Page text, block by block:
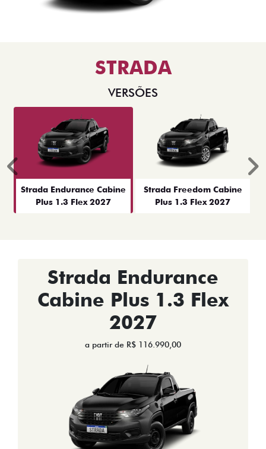
STRADA
VERSÕES
Strada Endurance Cabine
Plus 1.3 Flex 2027
Strada Freedom Cabine
Plus 1.3 Flex 2027
Anterior
Strada Endurance
Cabine Plus 1.3 Flex
2027
a partir de R$ 116.990,00